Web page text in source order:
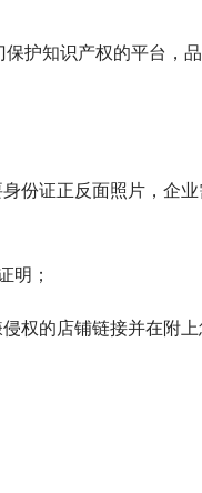
保护知识产权的平台，
身份证正反面照片，企
明；
权的店铺链接并在附上